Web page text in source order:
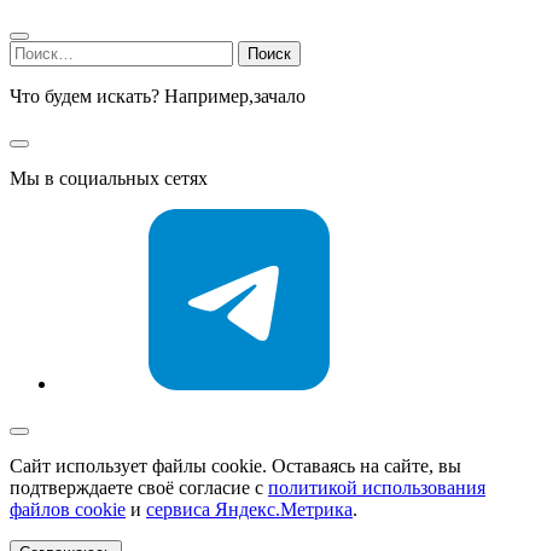
Найти:
Что будем искать? Например,зачало
Мы в социальных сетях
Сайт использует файлы cookie. Оставаясь на сайте, вы
подтверждаете своё согласие с политикой использования
файлов cookie и сервиса Яндекс.Метрика.